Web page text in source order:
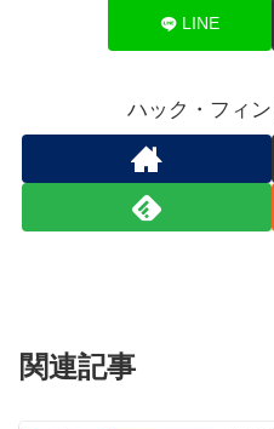
LINE
ハック・フィ
関連記事